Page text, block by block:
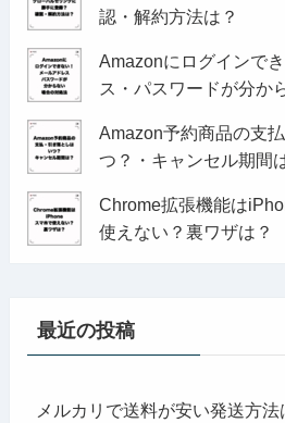
認・解約方法は？
Amazonにログインで
ス・パスワードが分か
Amazon予約商品の支
つ？・キャンセル期間
Chrome拡張機能は
使えない？裏ワザは？
最近の投稿
メルカリで送料が安い発送方